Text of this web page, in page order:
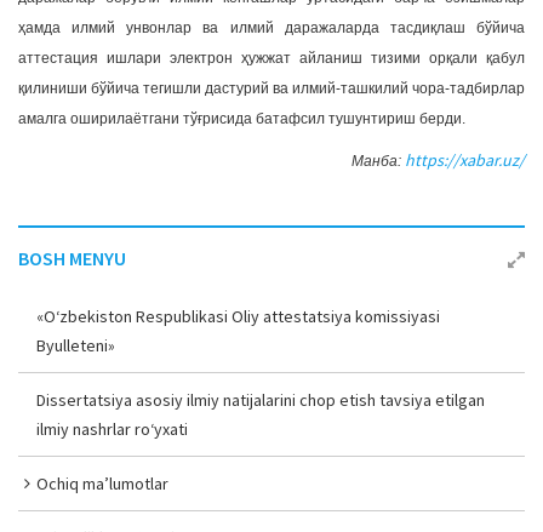
ҳамда илмий унвонлар ва илмий даражаларда тасдиқлаш бўйича
аттестация ишлари электрон ҳужжат айланиш тизими орқали қабул
қилиниши бўйича тегишли дастурий ва илмий-ташкилий чора-тадбирлар
амалга оширилаётгани тўғрисида батафсил тушунтириш берди.
Манба: https://xabar.uz/
BOSH MENYU
«O‘zbekiston Respublikasi Oliy attestatsiya komissiyasi
Byulleteni»
Dissertatsiya asosiy ilmiy natijalarini chop etish tavsiya etilgan
ilmiy nashrlar ro‘yxati
Ochiq ma’lumotlar